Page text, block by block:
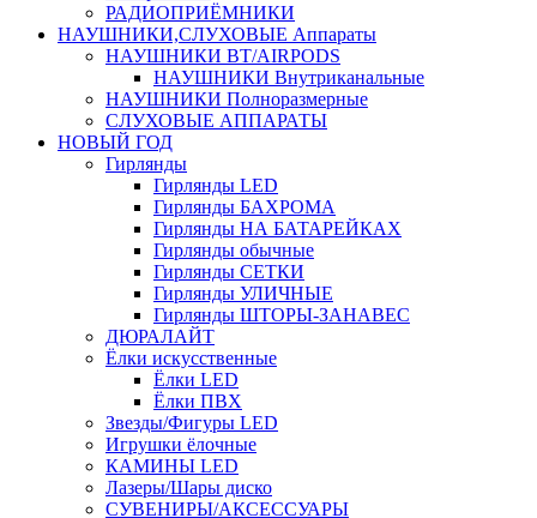
РАДИОПРИЁМНИКИ
НАУШНИКИ,СЛУХОВЫЕ Аппараты
НАУШНИКИ BT/AIRPODS
НАУШНИКИ Внутриканальные
НАУШНИКИ Полноразмерные
СЛУХОВЫЕ АППАРАТЫ
НОВЫЙ ГОД
Гирлянды
Гирлянды LED
Гирлянды БАХРОМА
Гирлянды НА БАТАРЕЙКАХ
Гирлянды обычные
Гирлянды СЕТКИ
Гирлянды УЛИЧНЫЕ
Гирлянды ШТОРЫ-ЗАНАВЕС
ДЮРАЛАЙТ
Ёлки искусственные
Ёлки LED
Ёлки ПВХ
Звезды/Фигуры LED
Игрушки ёлочные
КАМИНЫ LED
Лазеры/Шары диско
СУВЕНИРЫ/АКСЕССУАРЫ